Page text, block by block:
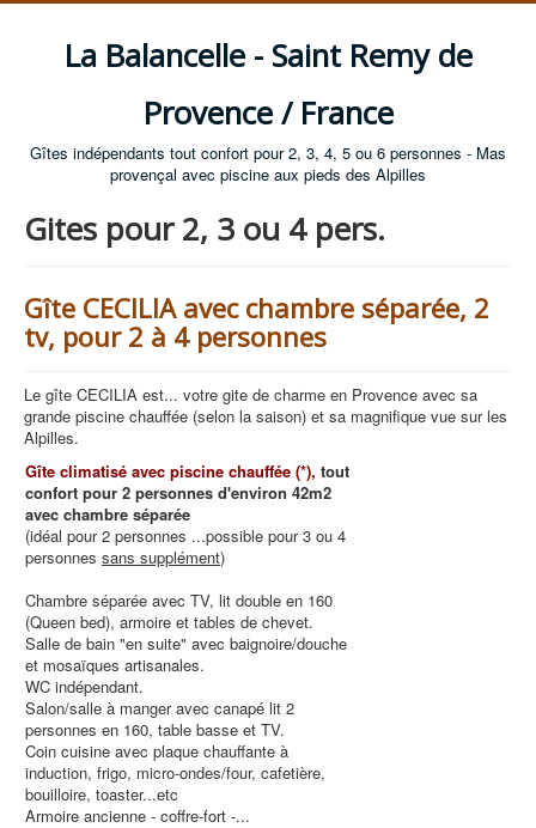
La Balancelle - Saint Remy de
Provence / France
Gîtes indépendants tout confort pour 2, 3, 4, 5 ou 6 personnes - Mas
provençal avec piscine aux pieds des Alpilles
Gites pour 2, 3 ou 4 pers.
Gîte CECILIA avec chambre séparée, 2
tv, pour 2 à 4 personnes
Le gîte CECILIA est... votre gite de charme en Provence avec sa
grande piscine chauffée (selon la saison) et sa magnifique vue sur les
Alpilles.
Gîte climatisé avec piscine chauffée (*), tout
confort pour 2 personnes d'environ 42m2
avec chambre séparée
(idéal pour 2 personnes ...possible pour 3 ou 4
personnes sans supplément)
Chambre séparée avec TV, lit double en 160
(Queen bed), armoire et tables de chevet.
Salle de bain "en suite" avec baignoire/douche
et mosaïques artisanales.
WC indépendant.
Salon/salle à manger avec canapé lit 2
personnes en 160, table basse et TV.
Coin cuisine avec plaque chauffante à
induction, frigo, micro-ondes/four, cafetière,
bouilloire, toaster...etc
Armoire ancienne - coffre-fort -...